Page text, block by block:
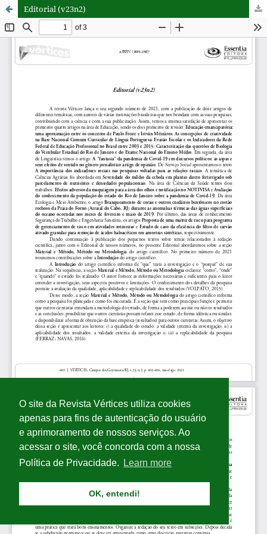
O site da Revista Vértices utiliza cookies
apenas para fins de autenticação do usuário
e aprimoramento de nossos serviços. Ao
acessar o site, você concorda com a nossa
Política de Privacidade.
Learn more
OK, entendi!
Editorial (v23n2)